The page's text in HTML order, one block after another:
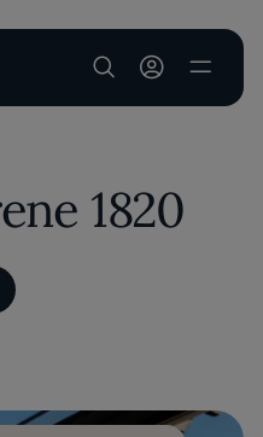
User account
1820